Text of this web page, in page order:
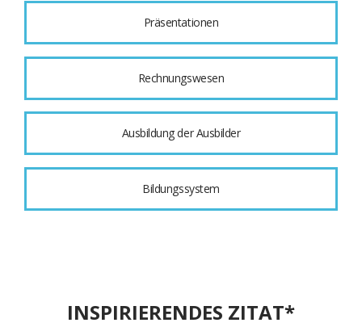
Präsentationen
Rechnungswesen
Ausbildung der Ausbilder
Bildungssystem
INSPIRIERENDES ZITAT*